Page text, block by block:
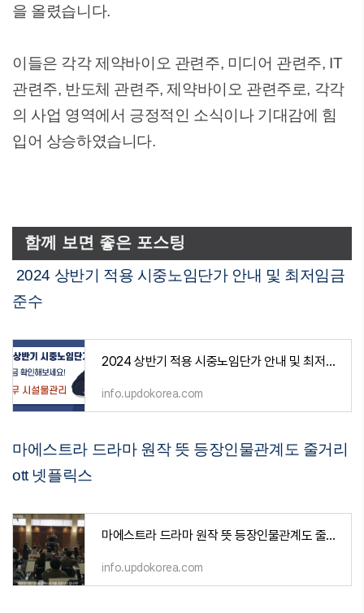
을 올렸습니다.
이들은 각각 제약바이오 관련주, 미디어 관련주, IT
관련주, 반도체 관련주, 제약바이오 관련주로, 각각
의 사업 영역에서 긍정적인 소식이나 기대감에 힘
입어 상승하였습니다.
함께 보면 좋은 포스팅
2024 상반기 적용 시중노임단가 안내 및 최저임금
준수
2024 상반기 적용 시중노임단가 안내 및 최저임금 준수
info.updokorea.com
마에스트라 드라마 원작 뜻 등장인물관계도 줄거리
ott 넷플릭스
마에스트라 드라마 원작 뜻 등장인물관계도 줄거리 ott 넷플릭스
info.updokorea.com